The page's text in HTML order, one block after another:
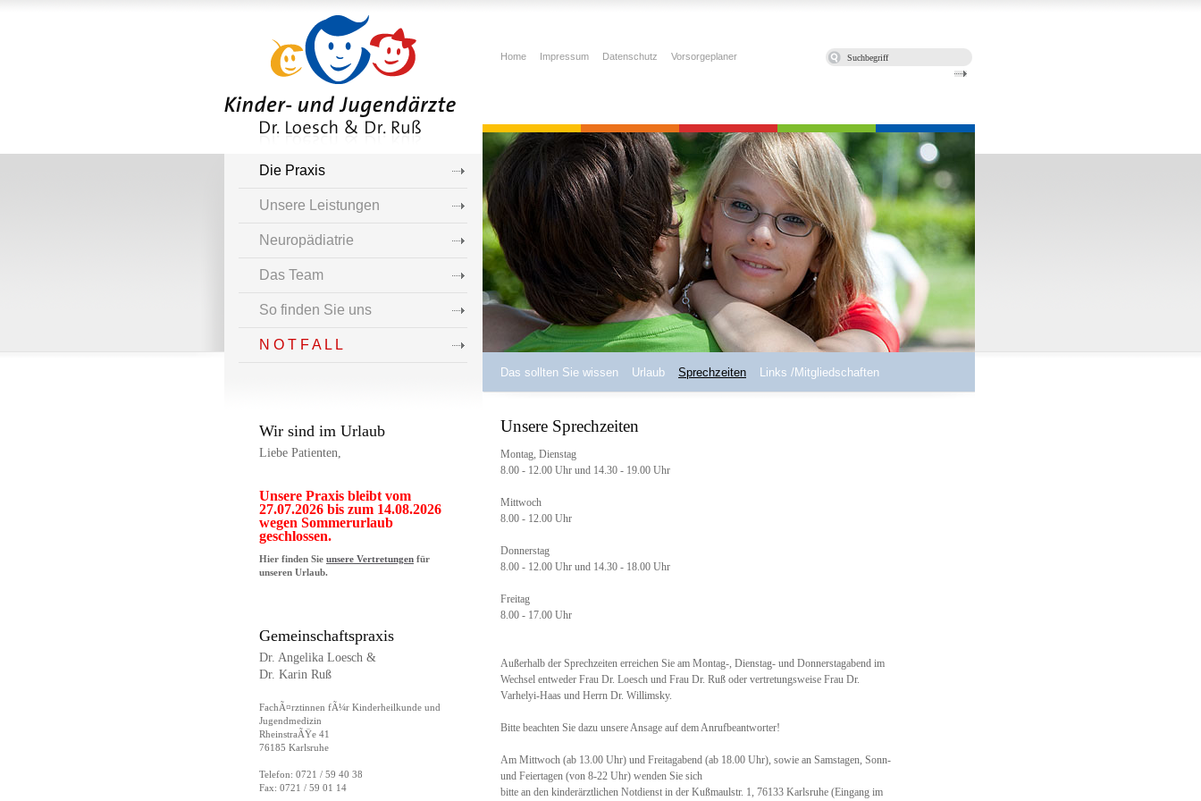
Die Praxis
Unsere Leistungen
Neuropädiatrie
Das Team
So finden Sie uns
N O T F A L L
Wir sind im Urlaub
Liebe Patienten,
Unsere Praxis bleibt vom
27.07.2026 bis zum 14.08.2026
wegen Sommerurlaub
geschlossen.
Hier finden Sie unsere Vertretungen für
unseren Urlaub.
Gemeinschaftspraxis
Dr. Angelika Loesch &
Dr. Karin Ruß
FachÃ¤rztinnen fÃ¼r Kinderheilkunde und
Jugendmedizin
RheinstraÃŸe 41
76185 Karlsruhe
Telefon: 0721 / 59 40 38
Fax: 0721 / 59 01 14
Home Impressum Datenschutz Vorsorgeplaner
Das sollten Sie wissen Urlaub Sprechzeiten Links /Mitgliedschaften
Unsere Sprechzeiten
Montag, Dienstag
8.00 - 12.00 Uhr und 14.30 - 19.00 Uhr
Mittwoch
8.00 - 12.00 Uhr
Donnerstag
8.00 - 12.00 Uhr und 14.30 - 18.00 Uhr
Freitag
8.00 - 17.00 Uhr
Außerhalb der Sprechzeiten erreichen Sie am Montag-, Dienstag- und Donnerstagabend im
Wechsel entweder Frau Dr. Loesch und Frau Dr. Ruß oder vertretungsweise Frau Dr.
Varhelyi-Haas und Herrn Dr. Willimsky.
Bitte beachten Sie dazu unsere Ansage auf dem Anrufbeantworter!
Am Mittwoch (ab 13.00 Uhr) und Freitagabend (ab 18.00 Uhr), sowie an Samstagen, Sonn-
und Feiertagen (von 8-22 Uhr) wenden Sie sich
bitte an den kinderärztlichen Notdienst in der Kußmaulstr. 1, 76133 Karlsruhe (Eingang im